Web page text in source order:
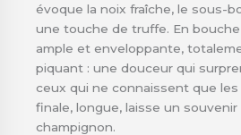
évoque la noix fraîche, le sous-
une touche de truffe. En
ample et enveloppante,
piquant : une douceur qui
ceux qui ne connaissent que les
finale, longue, laisse un
champignon.